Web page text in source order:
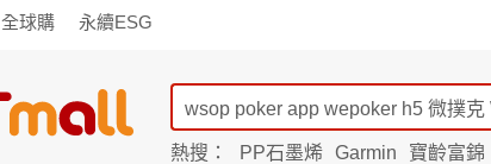
全球購 永續ESG
熱搜： PP石墨烯 Garmin 寶齡富錦